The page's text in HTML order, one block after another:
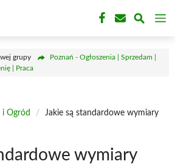
grupy
Poznań - Ogłoszenia | Sprzedam |
| Praca
i Ogród /
Jakie są standardowe wymiary
wymiary